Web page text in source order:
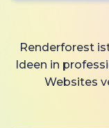
Renderforest
Ideen in
Websites